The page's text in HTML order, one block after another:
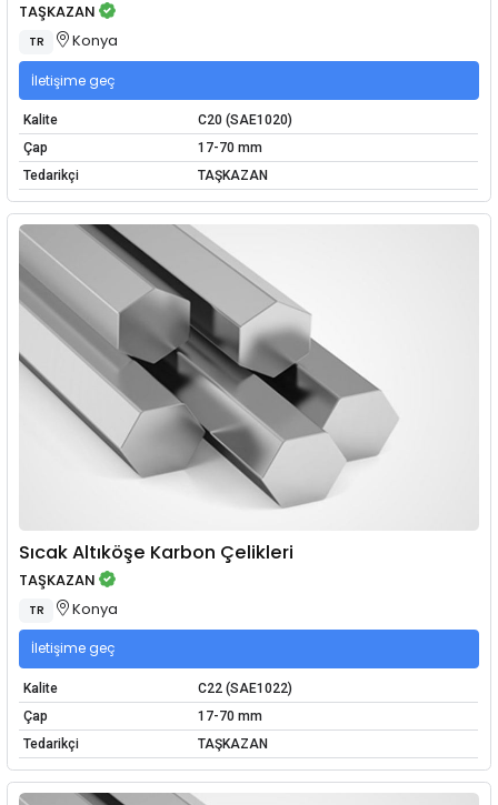
TAŞKAZAN
TR Konya
İletişime geç
Kalite
C20 (SAE1020)
Çap
17-70 mm
Tedarikçi
TAŞKAZAN
Sıcak Altıköşe Karbon Çelikleri
TAŞKAZAN
TR Konya
İletişime geç
Kalite
C22 (SAE1022)
Çap
17-70 mm
Tedarikçi
TAŞKAZAN